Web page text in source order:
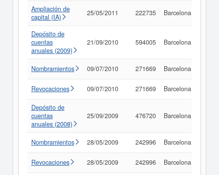
Ampliación de
capital (IA)
25/05/2011 222735 Barcelona
Depósito de
cuentas
anuales (2009)
21/09/2010 594005 Barcelona
Nombramientos 09/07/2010 271669 Barcelona
Revocaciones 09/07/2010 271669 Barcelona
Depósito de
cuentas
anuales (2008)
25/09/2009 476720 Barcelona
Nombramientos 28/05/2009 242996 Barcelona
Revocaciones 28/05/2009 242996 Barcelona